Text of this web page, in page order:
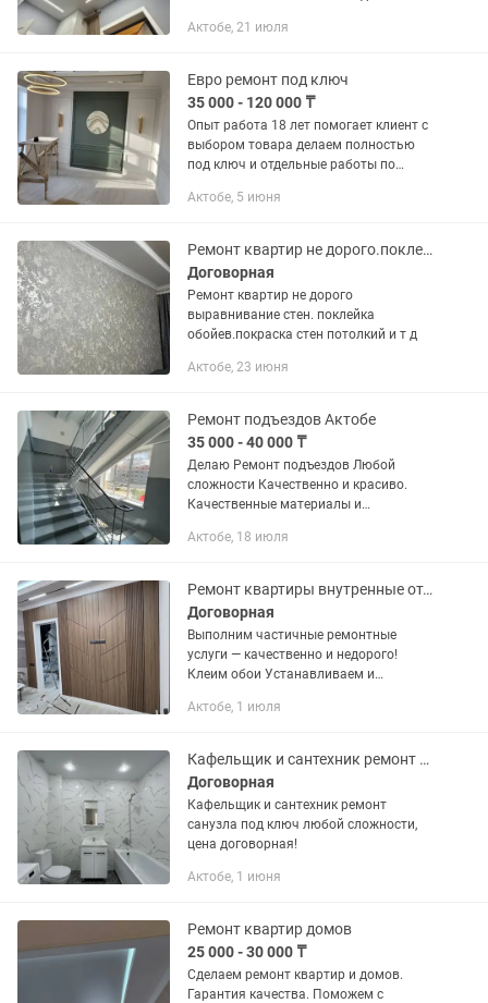
Актобе, 21 июля
Евро ремонт под ключ
35 000 - 120 000 ₸
Опыт работа 18 лет помогает клиент с
выбором товара делаем полностью
под ключ и отдельные работы по
на 2025г Обои 1800-2500т за м2
Актобе, 5 июня
Ремонт квартир не дорого.поклейка обоев,багетов.покраска стен и т.д
Договорная
Ремонт квартир не дорого
выравнивание стен. поклейка
обойев.покраска стен потолкий и т д
Актобе, 23 июня
Ремонт подъездов Актобе
35 000 - 40 000 ₸
Делаю Ремонт подъездов Любой
сложности Качественно и красиво.
Качественные материалы и
косметический и капитальный ремонт,
(покрытие...
Актобе, 18 июля
Ремонт квартиры внутренные отделки
Договорная
Выполним частичные ремонтные
услуги — качественно и недорого!
Клеим обои Устанавливаем и
карнизов, шторы Установка
выключателей Установка...
Актобе, 1 июля
Кафельщик и сантехник ремонт санузла под ключ любой сложности, цена договор
Договорная
Кафельщик и сантехник ремонт
санузла под ключ любой сложности,
цена договорная!
Актобе, 1 июня
Ремонт квартир домов
25 000 - 30 000 ₸
Сделаем ремонт квартир и домов.
Гарантия качества. Поможем с